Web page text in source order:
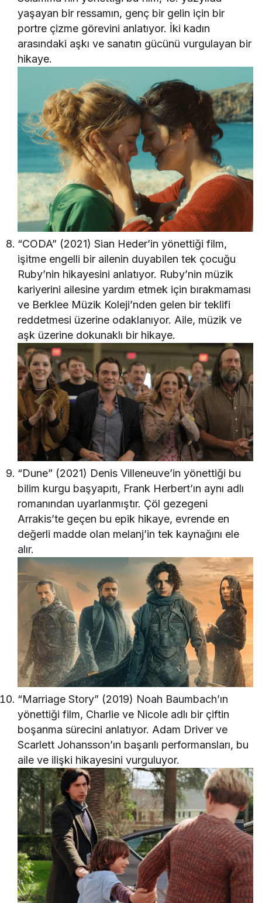
yaşayan bir ressamın, genç bir gelin için bir
portre çizme görevini anlatıyor. İki kadın
arasındaki aşkı ve sanatın gücünü vurgulayan bir
hikaye.
“CODA” (2021) Sian Heder’in yönettiği film,
işitme engelli bir ailenin duyabilen tek çocuğu
Ruby’nin hikayesini anlatıyor. Ruby’nin müzik
kariyerini ailesine yardım etmek için bırakmaması
ve Berklee Müzik Koleji’nden gelen bir teklifi
reddetmesi üzerine odaklanıyor. Aile, müzik ve
aşk üzerine dokunaklı bir hikaye.
“Dune” (2021) Denis Villeneuve’in yönettiği bu
bilim kurgu başyapıtı, Frank Herbert’ın aynı adlı
romanından uyarlanmıştır. Çöl gezegeni
Arrakis’te geçen bu epik hikaye, evrende en
değerli madde olan melanj’in tek kaynağını ele
alır.
“Marriage Story” (2019) Noah Baumbach’ın
yönettiği film, Charlie ve Nicole adlı bir çiftin
boşanma sürecini anlatıyor. Adam Driver ve
Scarlett Johansson’ın başarılı performansları, bu
aile ve ilişki hikayesini vurguluyor.